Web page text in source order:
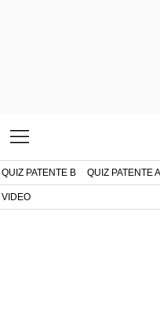
QUIZ PATENTE B QUIZ PATENTE
VIDEO